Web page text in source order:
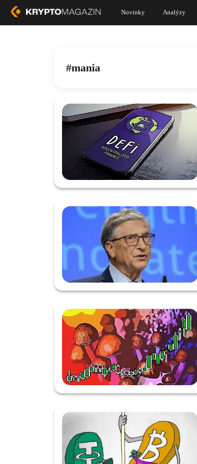
Novinky Analýzy
mania